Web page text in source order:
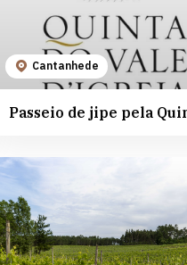
Cantanhede